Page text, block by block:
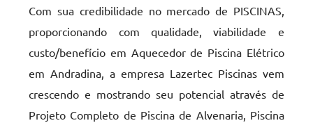
Com sua credibilidade no mercado de PISCINAS,
proporcionando com qualidade, viabilidade e
custo/benefício em Aquecedor de Piscina Elétrico
em Andradina, a empresa Lazertec Piscinas vem
crescendo e mostrando seu potencial através de
Projeto Completo de Piscina de Alvenaria, Piscina